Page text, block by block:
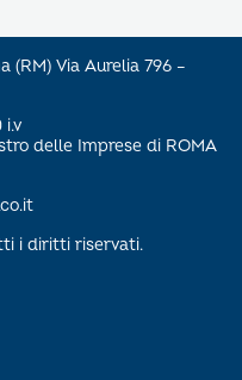
(RM) Via Aurelia 796 –
i.v
delle Imprese di ROMA
i diritti riservati.